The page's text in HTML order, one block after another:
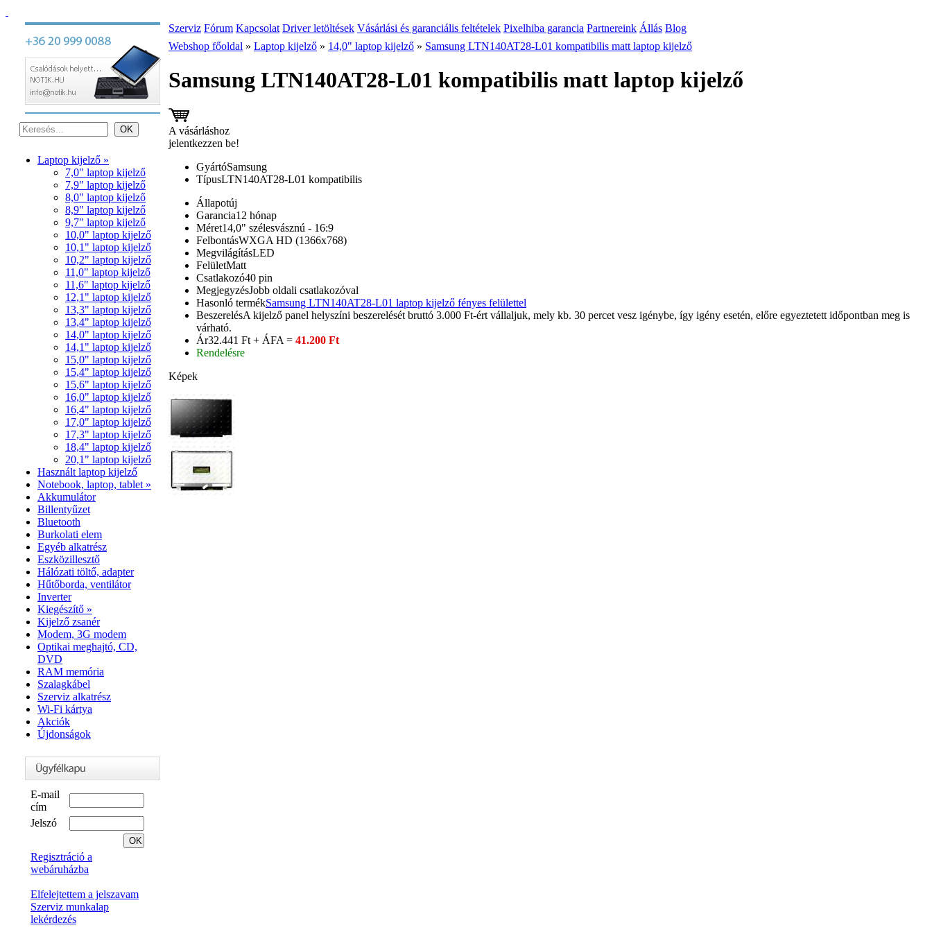
Laptop kijelző »
7,0" laptop kijelző
7,9" laptop kijelző
8,0" laptop kijelző
8,9" laptop kijelző
9,7" laptop kijelző
10,0" laptop kijelző
10,1" laptop kijelző
10,2" laptop kijelző
11,0" laptop kijelző
11,6" laptop kijelző
12,1" laptop kijelző
13,3" laptop kijelző
13,4" laptop kijelző
14,0" laptop kijelző
14,1" laptop kijelző
15,0" laptop kijelző
15,4" laptop kijelző
15,6" laptop kijelző
16,0" laptop kijelző
16,4" laptop kijelző
17,0" laptop kijelző
17,3" laptop kijelző
18,4" laptop kijelző
20,1" laptop kijelző
Használt laptop kijelző
Notebook, laptop, tablet »
Akkumulátor
Billentyűzet
Bluetooth
Burkolati elem
Egyéb alkatrész
Eszközillesztő
Hálózati töltő, adapter
Hűtőborda, ventilátor
Inverter
Kiegészítő »
Kijelző zsanér
Modem, 3G modem
Optikai meghajtó, CD,
DVD
RAM memória
Szalagkábel
Szerviz alkatrész
Wi-Fi kártya
Akciók
Újdonságok
E-mail
cím
Jelszó
Regisztráció a
webáruházba
Elfelejtettem a jelszavam
Szerviz munkalap
lekérdezés
Szerviz Fórum Kapcsolat Driver letöltések Vásárlási és garanciális feltételek Pixelhiba garancia Partnereink Állás Blog
Webshop főoldal » Laptop kijelző » 14,0" laptop kijelző » Samsung LTN140AT28-L01 kompatibilis matt laptop kijelző
Samsung LTN140AT28-L01 kompatibilis matt laptop kijelző
A vásárláshoz
jelentkezzen be!
GyártóSamsung
TípusLTN140AT28-L01 kompatibilis
Állapotúj
Garancia12 hónap
Méret14,0" szélesvásznú - 16:9
FelbontásWXGA HD (1366x768)
MegvilágításLED
FelületMatt
Csatlakozó40 pin
MegjegyzésJobb oldali csatlakozóval
Hasonló termékSamsung LTN140AT28-L01 laptop kijelző fényes felülettel
BeszerelésA kijelző panel helyszíni beszerelését bruttó 3.000 Ft-ért vállaljuk, mely kb. 30 percet vesz igénybe, így igény esetén, előre egyeztetett időpontban meg is
várható.
Ár32.441 Ft + ÁFA = 41.200 Ft
Rendelésre
Képek